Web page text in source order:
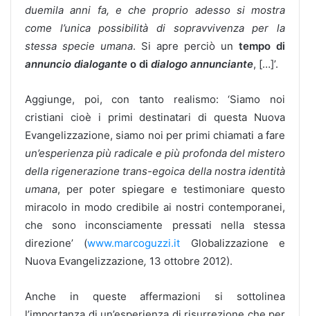
duemila anni fa, e che proprio adesso si mostra
come l’unica possibilità di sopravvivenza per la
stessa specie umana. Si apre perciò un tempo di
annuncio dialogante o di dialogo annunciante, […]’.
Aggiunge, poi, con tanto realismo: ‘Siamo noi
cristiani cioè i primi destinatari di questa Nuova
Evangelizzazione, siamo noi per primi chiamati a fare
un’esperienza più radicale e più profonda del mistero
della rigenerazione trans-egoica della nostra identità
umana, per poter spiegare e testimoniare questo
miracolo in modo credibile ai nostri contemporanei,
che sono inconsciamente pressati nella stessa
direzione’ (www.marcoguzzi.it Globalizzazione e
Nuova Evangelizzazione, 13 ottobre 2012).
Anche in queste affermazioni si sottolinea